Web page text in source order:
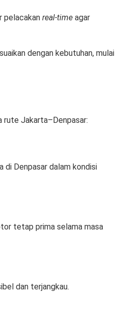
pelacakan real-time agar
dengan kebutuhan, mulai
rute Jakarta–Denpasar:
di Denpasar dalam kondisi
tetap prima selama masa
dan terjangkau.